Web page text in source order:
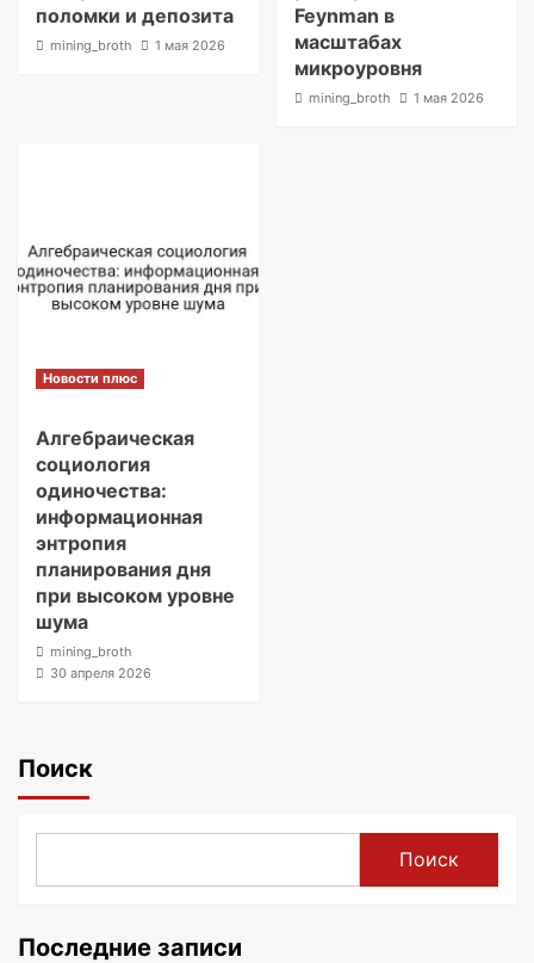
поломки и депозита
mining_broth 1 мая 2026
Feynman в
масштабах
микроуровня
mining_broth 1 мая 2026
Новости плюс
Алгебраическая
социология
одиночества:
информационная
энтропия
планирования дня
при высоком уровне
шума
mining_broth
30 апреля 2026
Поиск
Поиск
Последние записи